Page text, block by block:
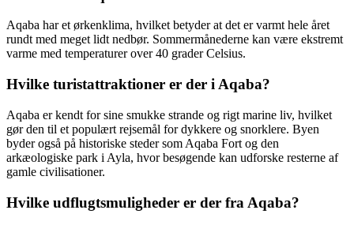
Aqaba har et ørkenklima, hvilket betyder at det er varmt hele året
rundt med meget lidt nedbør. Sommermånederne kan være ekstremt
varme med temperaturer over 40 grader Celsius.
Hvilke turistattraktioner er der i Aqaba?
Aqaba er kendt for sine smukke strande og rigt marine liv, hvilket
gør den til et populært rejsemål for dykkere og snorklere. Byen
byder også på historiske steder som Aqaba Fort og den
arkæologiske park i Ayla, hvor besøgende kan udforske resterne af
gamle civilisationer.
Hvilke udflugtsmuligheder er der fra Aqaba?